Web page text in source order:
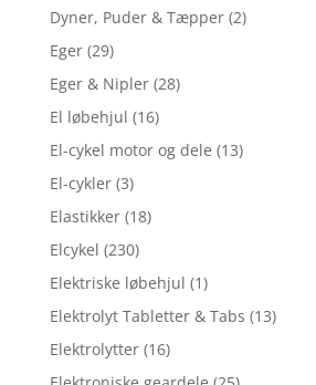
Dyner, Puder & Tæpper (2)
Eger (29)
Eger & Nipler (28)
El løbehjul (16)
El-cykel motor og dele (13)
El-cykler (3)
Elastikker (18)
Elcykel (230)
Elektriske løbehjul (1)
Elektrolyt Tabletter & Tabs (13)
Elektrolytter (16)